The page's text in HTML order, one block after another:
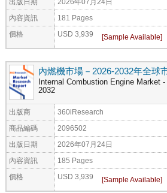
內容資訊 181 Pages
價格 USD 3,939
內燃機市場－2026-2032年全球
Internal Combustion Engine Market
2032
出版商 360iResearch
商品編碼 2096502
出版日期 2026年07月24日
內容資訊 185 Pages
價格 USD 3,939